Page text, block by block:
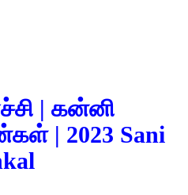
| கன்னி
| 2023 Sani